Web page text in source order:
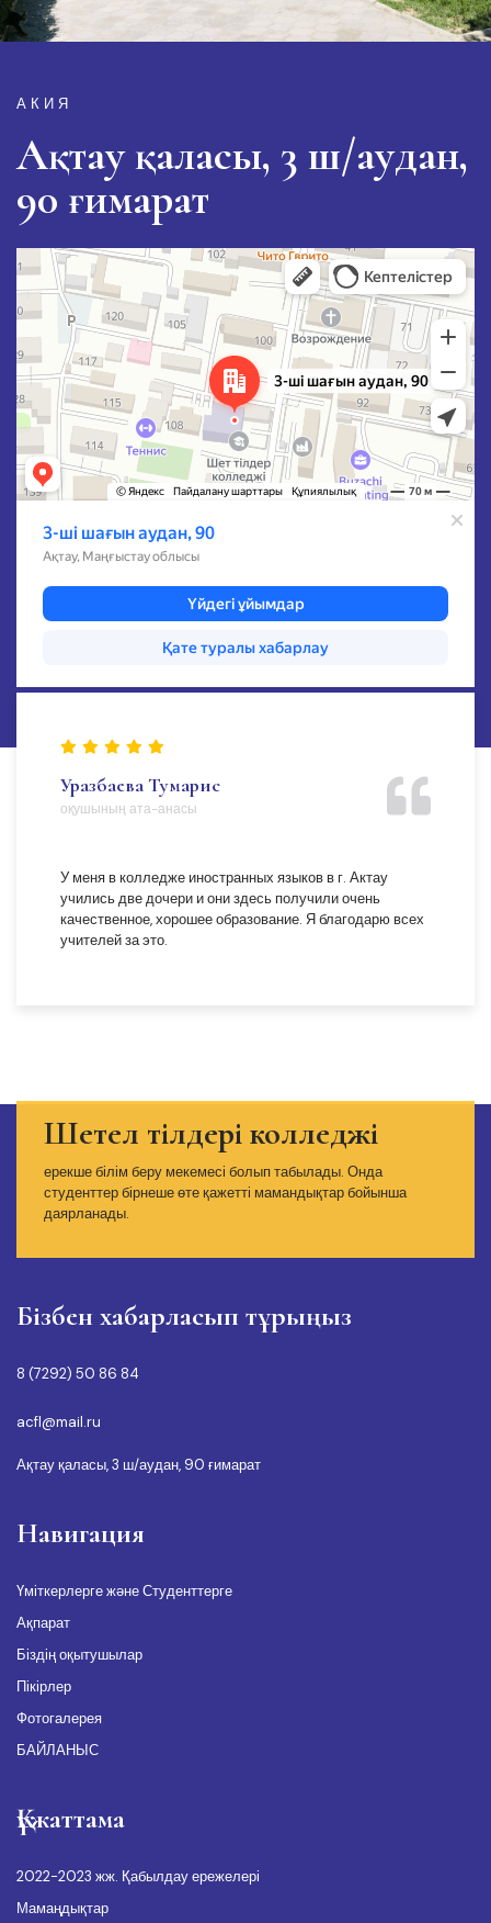
АКИЯ
Ақтау қаласы, 3 ш/аудан,
90 ғимарат
Актау
3-й микрорайон, 90 — Яндекс Карты
Тасболатова Ақырыс
оқушының ата-анасы
Менің қызым Ізберген Жадыра 2019жылы осы
колледжді бітірді. Балаларымызға жақсы білім, өнегелі
тәрбие бергендеріңізге үлкен рахмет айтқым келеді.
Қызым колледжде көп нәрсеге, әсіресе жауаптылық пен
Шетел тілдері колледжі
ерекше білім беру мекемесі болып табылады. Онда
студенттер бірнеше өте қажетті мамандықтар бойынша
даярланады.
Бізбен хабарласып тұрыңыз
8 (7292) 50 86 84
acfl@mail.ru
Ақтау қаласы, 3 ш/аудан, 90 ғимарат
Навигация
Үміткерлерге және Студенттерге
Ақпарат
Біздің оқытушылар
Пікірлер
Фотогалерея
БАЙЛАНЫС
Құжаттама
2022-2023 жж. Қабылдау ережелері
Мамаңдықтар